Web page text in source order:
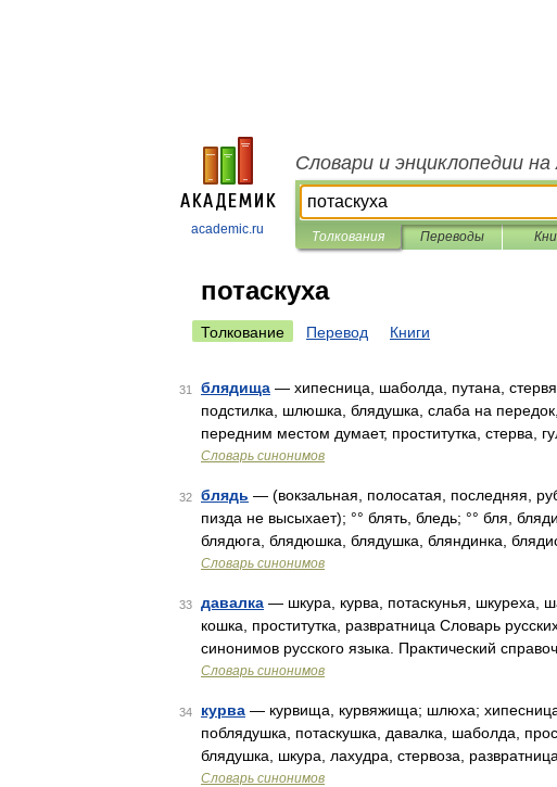
academic.ru
Словари и энциклопедии
Толкования Переводы
потаскуха
Толкование Перевод Книги
31 блядища — хипесница, шаболда, путана,
подстилка, шлюшка, блядушка, слаба на
передним местом думает, проститутка, стерва,
Словарь синонимов
32 блядь — (вокзальная, полосатая, последняя,
пизда не высыхает); °° блять, бледь; °° бля,
блядюга, блядюшка, блядушка, бляндинка,
Словарь синонимов
33 давалка — шкура, курва, потаскунья, шкуреха,
кошка, проститутка, развратница Словарь
синонимов русского языка. Практический
Словарь синонимов
34 курва — курвища, курвяжища; шлюха;
поблядушка, потаскушка, давалка, шаболда,
блядушка, шкура, лахудра, стервоза,
Словарь синонимов